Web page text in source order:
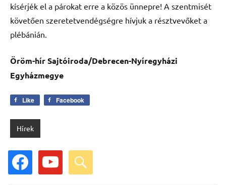
kísérjék el a párokat erre a közös ünnepre! A szentmisét
követően szeretetvendégségre hívjuk a résztvevőket a
plébánián.
Öröm-hír Sajtóiroda/Debrecen-Nyíregyházi
Egyházmegye
Like Facebook
Hírek
facebook youtube search